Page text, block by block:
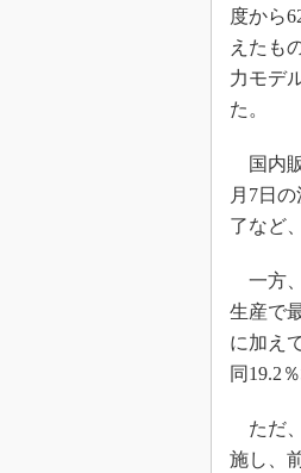
度から
えたも
力モデ
た。
国内
月7日
了など
一方、
生産で
に加え
同19.2
ただ
施し、